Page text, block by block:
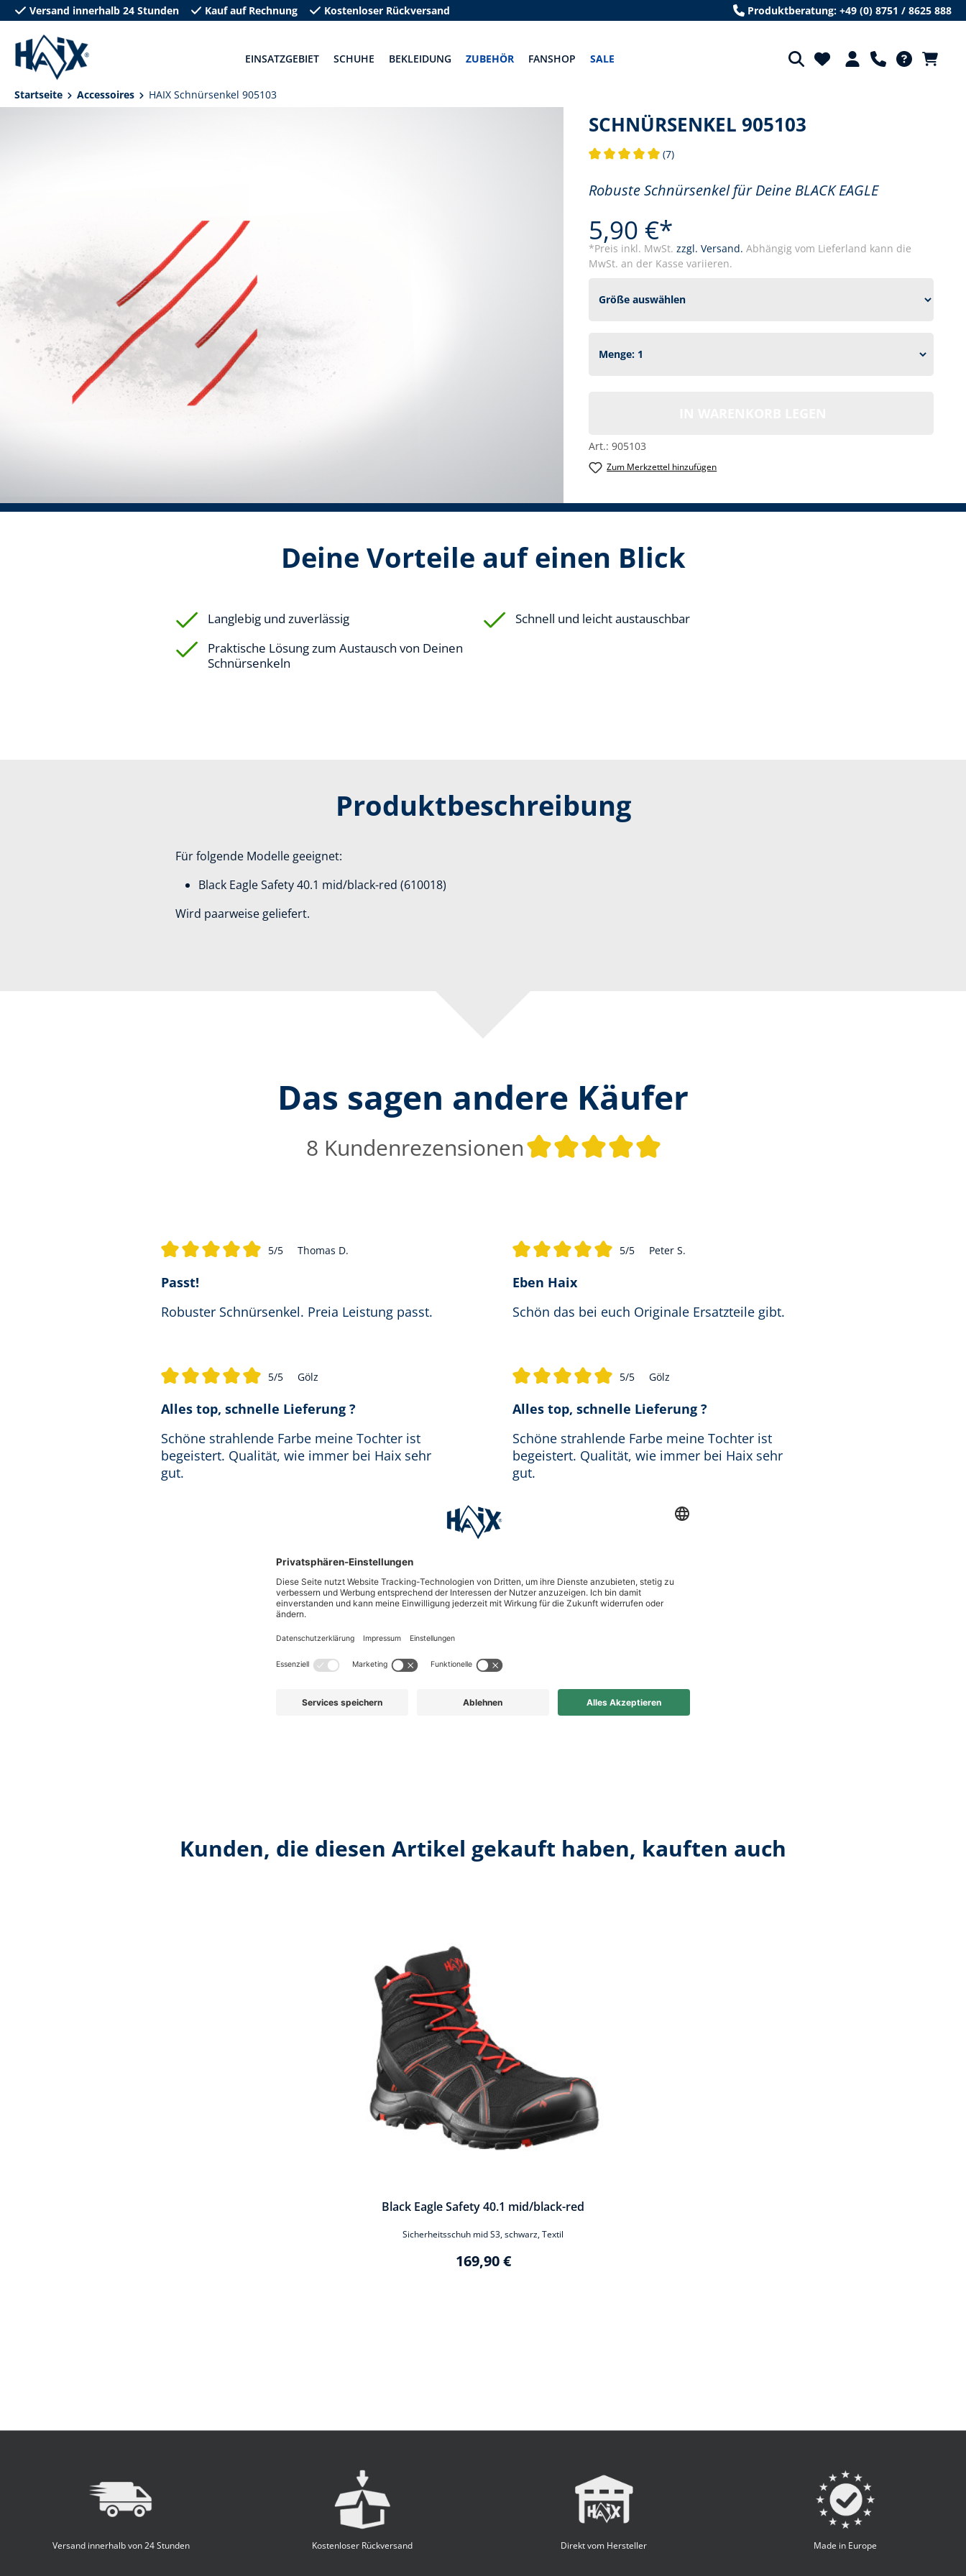
Zur Hauptnavigation springen
Versand innerhalb 24 Stunden Kauf auf Rechnung Kostenloser Rückversand Produktberatung: +49 (0) 8751 / 8625 888
EINSATZGEBIET SCHUHE BEKLEIDUNG ZUBEHÖR FANSHOP SALE
Startseite Accessoires HAIX Schnürsenkel 905103
SCHNÜRSENKEL 905103
(7)
Robuste Schnürsenkel für Deine BLACK EAGLE
5,90 €*
*Preis inkl. MwSt. zzgl. Versand. Abhängig vom Lieferland kann die
MwSt. an der Kasse variieren.
Art.: 905103
Zum Merkzettel hinzufügen
Deine Vorteile auf einen Blick
Langlebig und zuverlässig
Schnell und leicht austauschbar
Praktische Lösung zum Austausch von Deinen
Schnürsenkeln
Produktbeschreibung
Für folgende Modelle geeignet:
Black Eagle Safety 40.1 mid/black-red (610018)
Wird paarweise geliefert.
Das sagen andere Käufer
8 Kundenrezensionen Durchschnittliche Bewertung
5/5 Thomas D.
Passt!
Robuster Schnürsenkel. Preia Leistung passt.
5/5 Peter S.
Eben Haix
Schön das bei euch Originale Ersatzteile gibt.
5/5 Gölz
Alles top, schnelle Lieferung ?
Schöne strahlende Farbe meine Tochter ist
begeistert. Qualität, wie immer bei Haix sehr
gut.
5/5 Gölz
Alles top, schnelle Lieferung ?
Schöne strahlende Farbe meine Tochter ist
begeistert. Qualität, wie immer bei Haix sehr
gut.
Kunden, die diesen Artikel gekauft haben, kauften auch
Black Eagle Safety 40.1 mid/black-red
Sicherheitsschuh mid S3, schwarz, Textil
169,90 €
Versand innerhalb von 24 Stunden Kostenloser Rückversand Direkt vom Hersteller Made in Europe